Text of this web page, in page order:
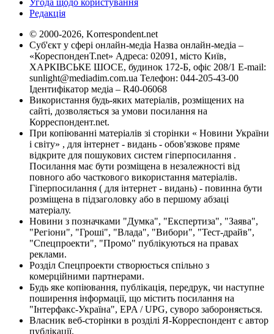
Редакція
© 2000-2026, Korrespondent.net
Суб'єкт у сфері онлайн-медіа Назва онлайн-медіа –
«КореспонденТ.net» Адреса: 02091, місто Київ,
ХАРКІВСЬКЕ ШОСЕ, будинок 172-Б, офіс 208/1 E-mail:
sunlight@mediadim.com.ua Телефон: 044-205-43-00
Ідентифікатор медіа – R40-06068
Використання будь-яких матеріалів, розміщених на
сайті, дозволяється за умови посилання на
Корреспондент.net.
При копіюванні матеріалів зі сторінки « Новини України
і світу» , для інтернет - видань - обов'язкове пряме
відкрите для пошукових систем гіперпосилання .
Посилання має бути розміщена в незалежності від
повного або часткового використання матеріалів.
Гіперпосилання ( для інтернет - видань) - повинна бути
розміщена в підзаголовку або в першому абзаці
матеріалу.
Новини з позначками "Думка", "Експертиза", "Заява",
"Регіони", "Гроші", "Влада", "Вибори", "Тест-драйв",
"Спецпроекти", "Промо" публікуються на правах
реклами.
Розділ Спецпроекти створюється спільно з
комерційними партнерами.
Будь яке копіювання, публікація, передрук, чи наступне
поширення інформації, що містить посилання на
"Інтерфакс-Україна", EPA / UPG, суворо забороняється.
Власник веб-сторінки в розділі Я-Корреспондент є автор
публікації.